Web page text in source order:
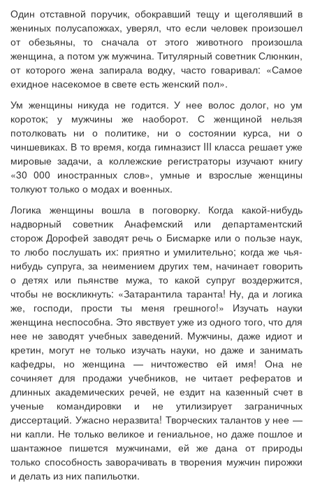
Один отставной поручик, обокравший тещу и щеголявший в
жениных полусапожках, уверял, что если человек произошел
от обезьяны, то сначала от этого животного произошла
женщина, а потом уж мужчина. Титулярный советник Слюнкин,
от которого жена запирала водку, часто говаривал: «Самое
ехидное насекомое в свете есть женский пол».
Ум женщины никуда не годится. У нее волос долог, но ум
короток; у мужчины же наоборот. С женщиной нельзя
потолковать ни о политике, ни о состоянии курса, ни о
чиншевиках. В то время, когда гимназист III класса решает уже
мировые задачи, а коллежские регистраторы изучают книгу
«30 000 иностранных слов», умные и взрослые женщины
толкуют только о модах и военных.
Логика женщины вошла в поговорку. Когда какой-нибудь
надворный советник Анафемский или департаментский
сторож Дорофей заводят речь о Бисмарке или о пользе наук,
то любо послушать их: приятно и умилительно; когда же чья-
нибудь супруга, за неимением других тем, начинает говорить
о детях или пьянстве мужа, то какой супруг воздержится,
чтобы не воскликнуть: «Затарантила таранта! Ну, да и логика
же, господи, прости ты меня грешного!» Изучать науки
женщина неспособна. Это явствует уже из одного того, что для
нее не заводят учебных заведений. Мужчины, даже идиот и
кретин, могут не только изучать науки, но даже и занимать
кафедры, но женщина — ничтожество ей имя! Она не
сочиняет для продажи учебников, не читает рефератов и
длинных академических речей, не ездит на казенный счет в
ученые командировки и не утилизирует заграничных
диссертаций. Ужасно неразвита! Творческих талантов у нее —
ни капли. Не только великое и гениальное, но даже пошлое и
шантажное пишется мужчинами, ей же дана от природы
только способность заворачивать в творения мужчин пирожки
и делать из них папильотки.